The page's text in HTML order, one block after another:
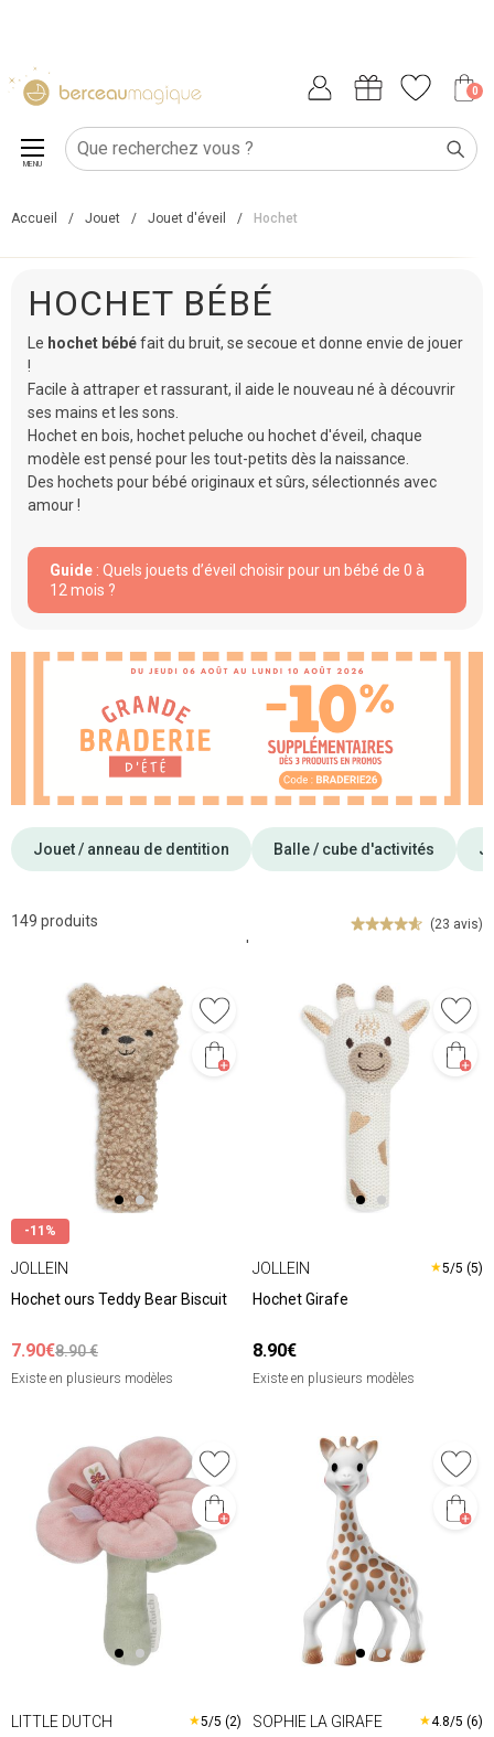
0
MENU
Accueil / Jouet / Jouet d'éveil / Hochet
HOCHET BÉBÉ
Le hochet bébéfait du bruit, se secoue et donne envie de jouer
!
Facile à attraper et rassurant, il aide le nouveau né à découvrir
ses mains et les sons.
Hochet en bois, hochet peluche ou hochet d'éveil, chaque
modèle est pensé pour les tout-petits dès la naissance.
Des hochets pour bébé originaux et sûrs, sélectionnés avec
amour !
Guide : Quels jouets d’éveil choisir pour un bébé de 0 à
12 mois ?
Jouet / anneau de dentition Balle / cube d'activités
149 produits (23 avis)
'
-11%
JOLLEIN
Hochet ours Teddy Bear Biscuit
7.90€8.90 €
Existe en plusieurs modèles
JOLLEIN ★5/5 (5)
Hochet Girafe
8.90€
Existe en plusieurs modèles
LITTLE DUTCH ★5/5 (2) SOPHIE LA GIRAFE ★4.8/5 (6)